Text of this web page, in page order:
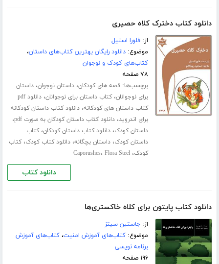
دانلود کتاب دخترک کلاه حصیری
از:فلورا استیل
موضوع:دانلود رایگان بهترین کتاب‌های داستان،
کتاب‌های کودک و نوجوان
۷۸ صفحه
برچسب‌ها: قصه های کودکان،داستان نوجوان،داستان
برای نوجوانان،کتاب داستان برای نوجوانان،
دانلود pdf
کتاب داستان های کودکانه،دانلود کتاب داستان کودکانه
برای اندروید،دانلود کتاب داستان کودکان به صورت pdf ،
داستان کودک،دانلود کتاب داستان کودکان،کتاب
داستان کودک،داستان بچگانه،دانلود کتاب کودک،کتاب
کودک، Caporushes، Flora Steel
دانلود کتاب
دانلود کتاب پایتون برای کلاه خاکستری‌ها
از:جاستین سیتز
موضوع:کتاب‌های آموزش امنیت،کتاب‌های آموزش
برنامه نویسی
۱۹۶ صفحه